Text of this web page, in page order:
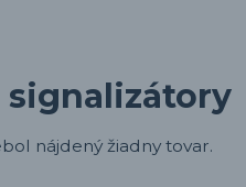
signalizátory
nájdený žiadny tovar.